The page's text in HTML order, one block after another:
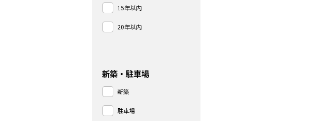
15年以内
20年以内
新築・駐車場
新築
駐車場